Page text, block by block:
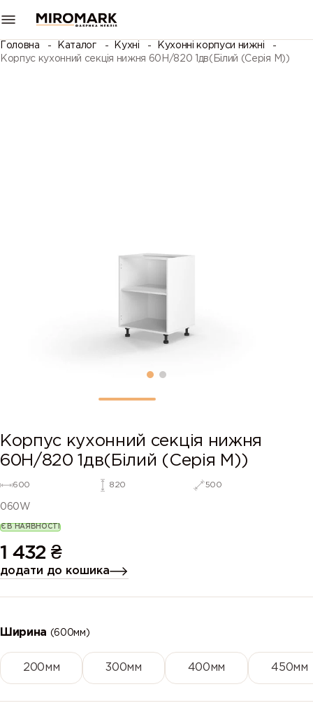
Головна Каталог Кухні
Кухонні корпуси нижні
Корпус кухонний секція нижня 60Н/820 1дв(Білий (Серія М))
Корпус кухонний секція нижня
60Н/820 1дв(Білий (Серія М))
600 820 500
060W
Є В НАЯВНОСТІ
1 432 ₴
додати до кошика
Ширина (600мм)
200мм 300мм 400мм 450мм